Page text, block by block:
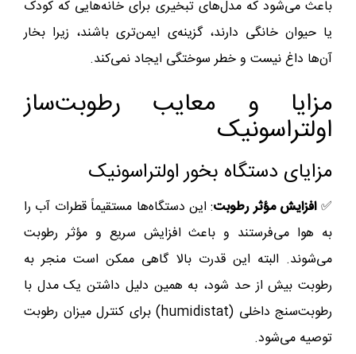
باعث می‌شود که مدل‌های تبخیری برای خانه‌هایی که کودک
یا حیوان خانگی دارند، گزینه‌ی ایمن‌تری باشند، زیرا بخار
آن‌ها داغ نیست و خطر سوختگی ایجاد نمی‌کند.
مزایا و معایب رطوبت‌ساز
اولتراسونیک
مزایای دستگاه بخور اولتراسونیک
✅افزایش مؤثر رطوبت: این دستگاه‌ها مستقیماً قطرات آب را
به هوا می‌فرستند و باعث افزایش سریع و مؤثر رطوبت
می‌شوند. البته این قدرت بالا گاهی ممکن است منجر به
رطوبت بیش از حد شود، به همین دلیل داشتن یک مدل با
رطوبت‌سنج داخلی (humidistat) برای کنترل میزان رطوبت
توصیه می‌شود.